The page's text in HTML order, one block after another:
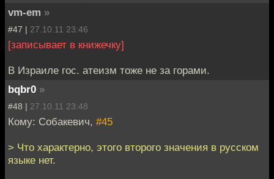
vm-em »
#47 | 27.10.11 23:46
[записывает в книжечку]
В Израиле гос. атеизм тоже не за горами.
bqbr0 »
#48 | 27.10.11 23:48
Кому: Собакевич, #45
> Что характерно, этого второго значения в русском
языке нет.